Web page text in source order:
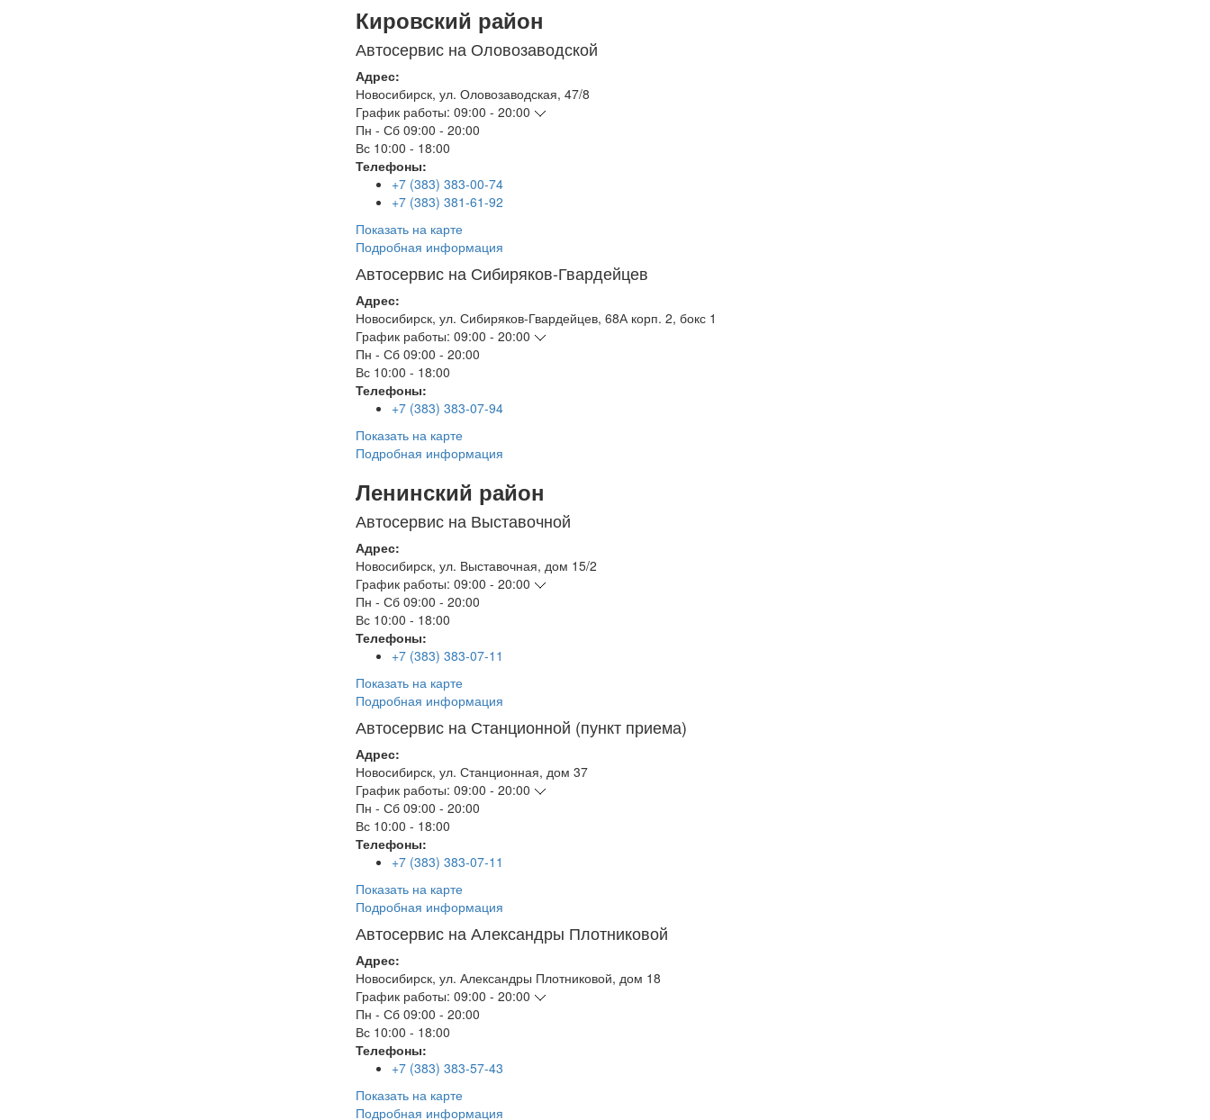
Кировский район
Автосервис на Оловозаводской
Адрес:
Новосибирск, ул. Оловозаводская, 47/8
График работы: 09:00 - 20:00
Пн - Сб 09:00 - 20:00
Вс 10:00 - 18:00
Телефоны:
+7 (383) 383-00-74
+7 (383) 381-61-92
Показать на карте
Подробная информация
Автосервис на Сибиряков-Гвардейцев
Адрес:
Новосибирск, ул. Сибиряков-Гвардейцев, 68А корп. 2, бокс 1
График работы: 09:00 - 20:00
Пн - Сб 09:00 - 20:00
Вс 10:00 - 18:00
Телефоны:
+7 (383) 383-07-94
Показать на карте
Подробная информация
Ленинский район
Автосервис на Выставочной
Адрес:
Новосибирск, ул. Выставочная, дом 15/2
График работы: 09:00 - 20:00
Пн - Сб 09:00 - 20:00
Вс 10:00 - 18:00
Телефоны:
+7 (383) 383-07-11
Показать на карте
Подробная информация
Автосервис на Станционной (пункт приема)
Адрес:
Новосибирск, ул. Станционная, дом 37
График работы: 09:00 - 20:00
Пн - Сб 09:00 - 20:00
Вс 10:00 - 18:00
Телефоны:
+7 (383) 383-07-11
Показать на карте
Подробная информация
Автосервис на Александры Плотниковой
Адрес:
Новосибирск, ул. Александры Плотниковой, дом 18
График работы: 09:00 - 20:00
Пн - Сб 09:00 - 20:00
Вс 10:00 - 18:00
Телефоны:
+7 (383) 383-57-43
Показать на карте
Подробная информация